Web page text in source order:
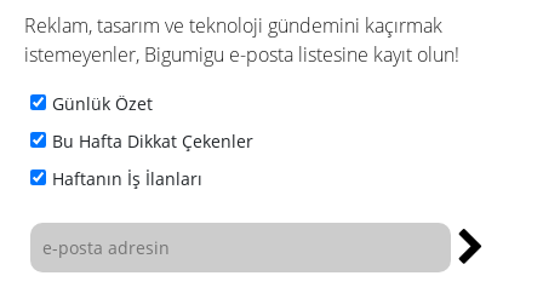
Reklam, tasarım ve teknoloji gündemini kaçırmak
istemeyenler, Bigumigu e-posta listesine kayıt olun!
Günlük Özet
Bu Hafta Dikkat Çekenler
Haftanın İş İlanları